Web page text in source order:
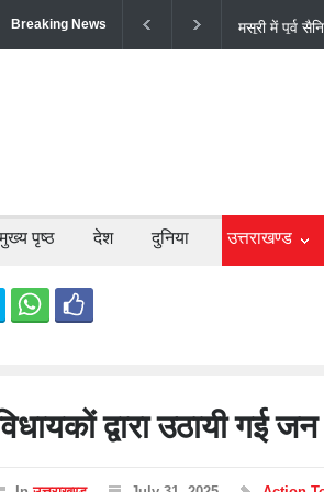
Breaking News
अल्मोड़ा के गांव
सफल ट्रायल से
मुख्य पृष्ठ देश दुनिया उत्तराखण्ड
द्वारा उठायी गई